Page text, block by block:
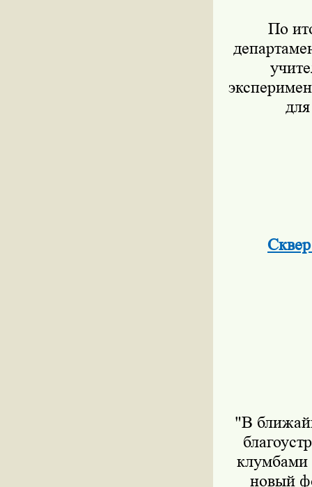
По
"В
клумбами
новый